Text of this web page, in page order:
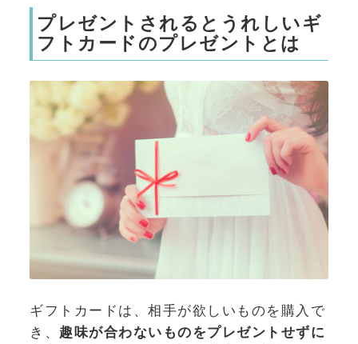
プレゼントされるとうれしいギ
フトカードのプレゼントとは
ギフトカードは、相手が欲しいものを購入で
き、 趣味が合わないものをプレゼントせずに